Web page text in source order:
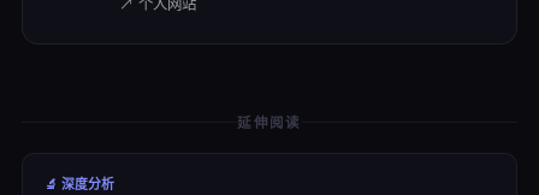
↗ 个人网站
延伸阅读
🔬 深度分析